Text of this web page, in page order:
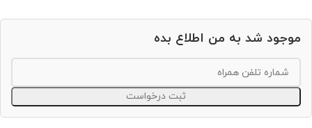
موجود شد به من اطلاع بده
ثبت درخواست